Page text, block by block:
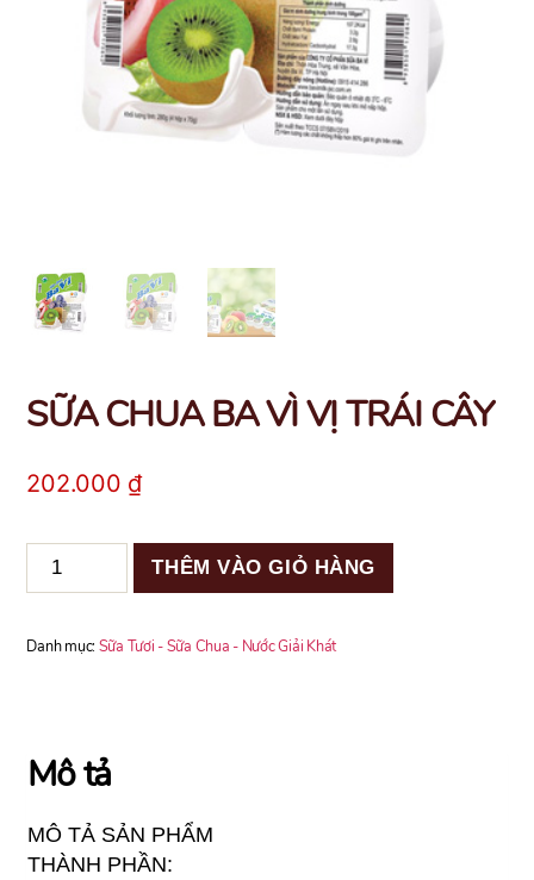
SỮA CHUA BA VÌ VỊ TRÁI CÂY
202.000 ₫
SỮA
CHUA
VÌ
VỊ
lượng
THÊM VÀO GIỎ HÀNG
Danh mục: Sữa Tươi - Sữa Chua - Nước Giải Khát
Mô tả
MÔ TẢ SẢN PHẨM
THÀNH PHẦN: